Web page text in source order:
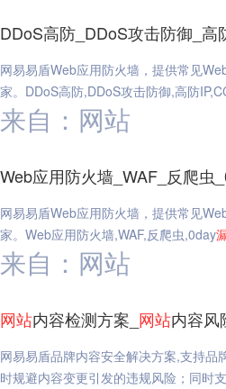
DDoS高防_DDoS攻击防御_
网易易盾Web应用防火墙，提供常见
家。DDoS高防,DDoS攻击防御,高防
来自：网站
Web应用防火墙_WAF_反爬虫
网易易盾Web应用防火墙，提供常见
家。Web应用防火墙,WAF,反爬虫,0day
来自：网站
网站内容检测方案_ 网站内容风
网易易盾品牌内容安全解决方案,支持品
时规避内容变更引发的违规风险；同时